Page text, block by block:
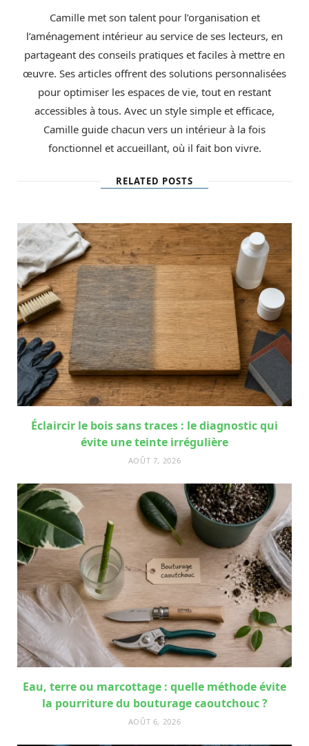
Camille met son talent pour l’organisation et
l’aménagement intérieur au service de ses lecteurs, en
partageant des conseils pratiques et faciles à mettre en
œuvre. Ses articles offrent des solutions personnalisées
pour optimiser les espaces de vie, tout en restant
accessibles à tous. Avec un style simple et efficace,
Camille guide chacun vers un intérieur à la fois
fonctionnel et accueillant, où il fait bon vivre.
RELATED POSTS
Éclaircir le bois sans traces : le diagnostic qui
évite une teinte irrégulière
AOÛT 7, 2026
Eau, terre ou marcottage : quelle méthode évite
la pourriture du bouturage caoutchouc ?
AOÛT 6, 2026